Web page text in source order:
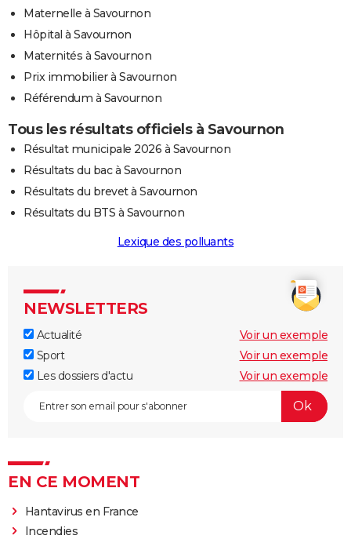
Maternelle à Savournon
Hôpital à Savournon
Maternités à Savournon
Prix immobilier à Savournon
Référendum à Savournon
Tous les résultats officiels à Savournon
Résultat municipale 2026 à Savournon
Résultats du bac à Savournon
Résultats du brevet à Savournon
Résultats du BTS à Savournon
Lexique des polluants
NEWSLETTERS
Actualité
Voir un exemple
Sport
Voir un exemple
Les dossiers d'actu
Voir un exemple
EN CE MOMENT
Hantavirus en France
Incendies